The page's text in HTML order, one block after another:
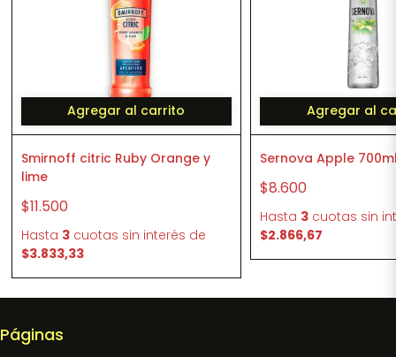
Agregar al carrito
Smirnoff citric Ruby Orange y
lime
$11.500
Hasta 3cuotas sin interés de
$3.833,33
Agregar al
Sernova Apple
$8.600
Hasta 3 cuotas sin
$2.866,67
Páginas